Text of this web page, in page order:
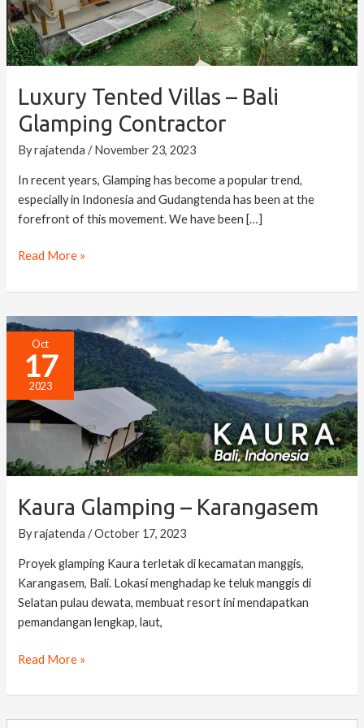
Luxury Tented Villas – Bali
Glamping Contractor
Byrajatenda/November 23, 2023
In recent years, Glamping has become a popular trend,
especially in Indonesia and Gudangtenda has been at the
forefront of this movement. We have been […]
Contractor
Read More »
Oct
17
2023
Kaura Glamping – Karangasem
Byrajatenda/October 17, 2023
Proyek glamping Kaura terletak di kecamatan manggis,
Karangasem, Bali. Lokasi menghadap ke teluk manggis di
Selatan pulau dewata, membuat resort ini mendapatkan
pemandangan lengkap, laut,
Kaura
Glamping
Karangasem
Read More »